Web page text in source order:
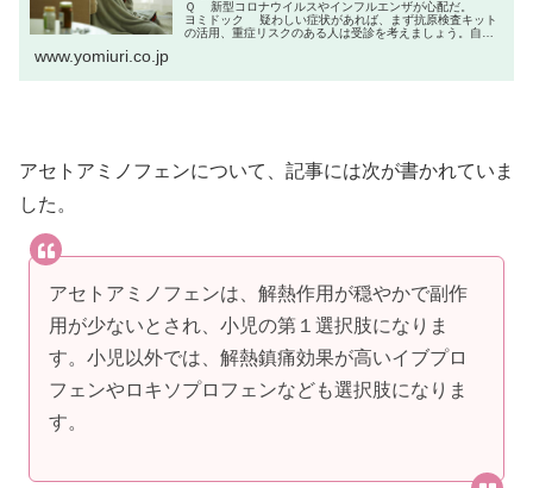
Ｑ 新型コロナウイルスやインフルエンザが心配だ。
ヨミドック 疑わしい症状があれば、まず抗原検査キット
の活用、重症リスクのある人は受診を考えましょう。自宅
www.yomiuri.co.jp
アセトアミノフェンについて、記事には次が書かれていま
した。
アセトアミノフェンは、解熱作用が穏やかで副作
用が少ないとされ、小児の第１選択肢になりま
す。小児以外では、解熱鎮痛効果が高いイブプロ
フェンやロキソプロフェンなども選択肢になりま
す。